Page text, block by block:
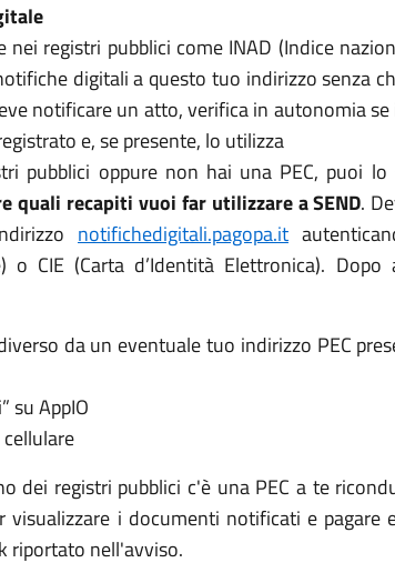
nei registri pubblici come INAD (Indice
digitali a questo tuo indirizzo senza
notificare un atto, verifica in autonomia
e, se presente, lo utilizza
pubblici oppure non hai una PEC, puoi lo
quali recapiti vuoi far utilizzare a SEND.
notifichedigitali.pagopa.it
o CIE (Carta d’Identità Elettronica).
da un eventuale tuo indirizzo PEC
su AppIO
dei registri pubblici c'è una PEC a te
i documenti notificati e pagare
riportato nell'avviso.